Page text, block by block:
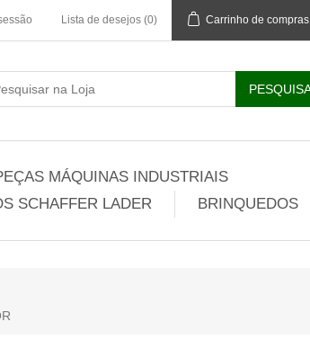
Lista de desejos (0) Carrinho de compras
MÁQUINAS INDUSTRIAIS
SCHAFFER LADER BRINQUEDOS